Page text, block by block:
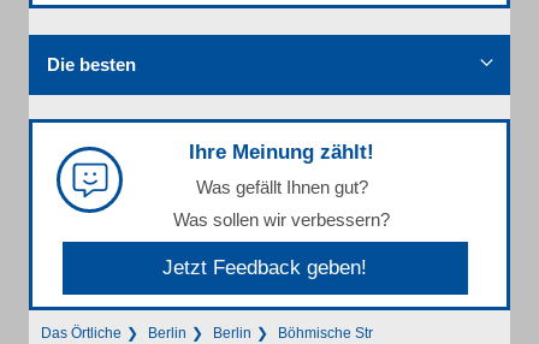
Die besten
Ihre Meinung zählt!
Was gefällt Ihnen gut?
Was sollen wir verbessern?
Jetzt Feedback geben!
Das Örtliche Berlin Berlin Böhmische Str